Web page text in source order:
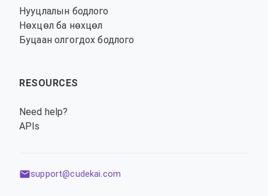
Нууцлалын бодлого
Нөхцөл ба нөхцөл
Буцаан олгогдох бодлого
RESOURCES
Need help?
APIs
support@cudekai.com